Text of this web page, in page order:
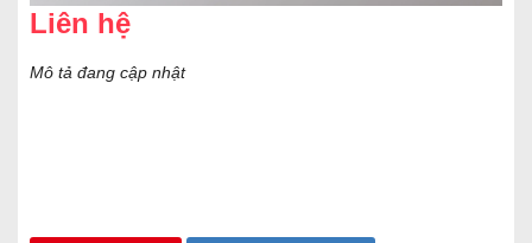
Liên hệ
Mô tả đang cập nhật